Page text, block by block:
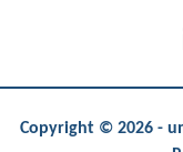
Copyright © 2026 -